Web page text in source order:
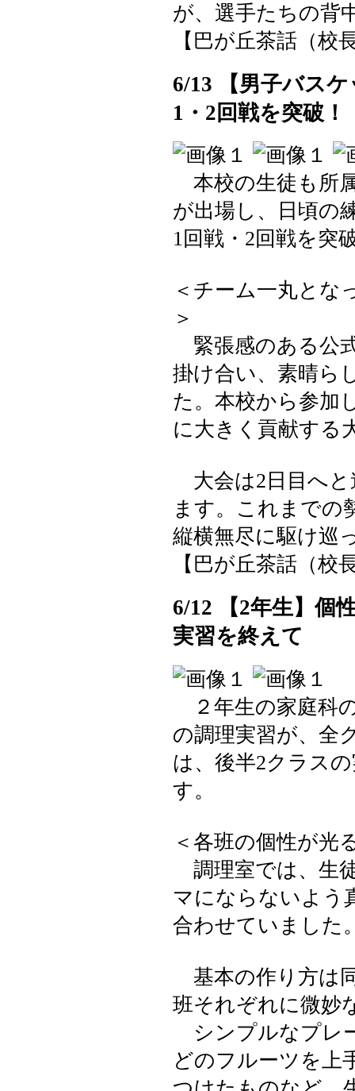
が、選手たちの背
【巴が丘茶話（校
6/13 【男子バス
1・2回戦を突破！
本校の生徒も所
が出場し、日頃の
1回戦・2回戦を突
＜チーム一丸とな
＞
緊張感のある公
掛け合い、素晴ら
た。本校から参加
に大きく貢献する
大会は2日目へと
ます。これまでの
縦横無尽に駆け巡
【巴が丘茶話（校
6/12 【2年生】個
実習を終えて
２年生の家庭科
の調理実習が、全
は、後半2クラス
す。
＜各班の個性が光
調理室では、生
マにならないよう
合わせていました
基本の作り方は
班それぞれに微妙
シンプルなプレ
どのフルーツを上